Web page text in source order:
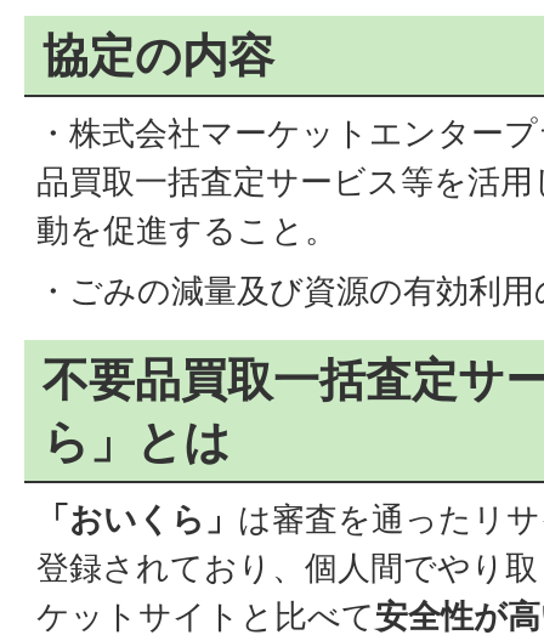
協定の内容
・株式会社マーケットエンター
品買取一括査定サービス等を活
動を促進すること。
・ごみの減量及び資源の有効利
不要品買取一括査定サ
ら」とは
「おいくら」 は審査を通ったリ
登録されており、個人間でやり
ケットサイトと比べて安全性が